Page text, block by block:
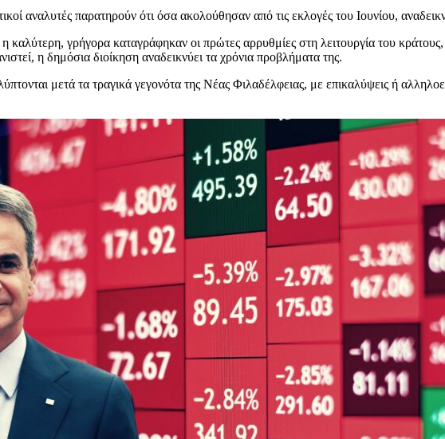
αναλυτές παρατηρούν ότι όσα ακολούθησαν από τις εκλογές του Ιουνίου,
καλύτερη, γρήγορα καταγράφηκαν οι πρώτες αρρυθμίες στη λειτουργία του
η δημόσια διοίκηση αναδεικνύει τα χρόνια προβλήματα της.
μετά τα τραγικά γεγονότα της Νέας Φιλαδέλφειας, με επικαλύψεις ή